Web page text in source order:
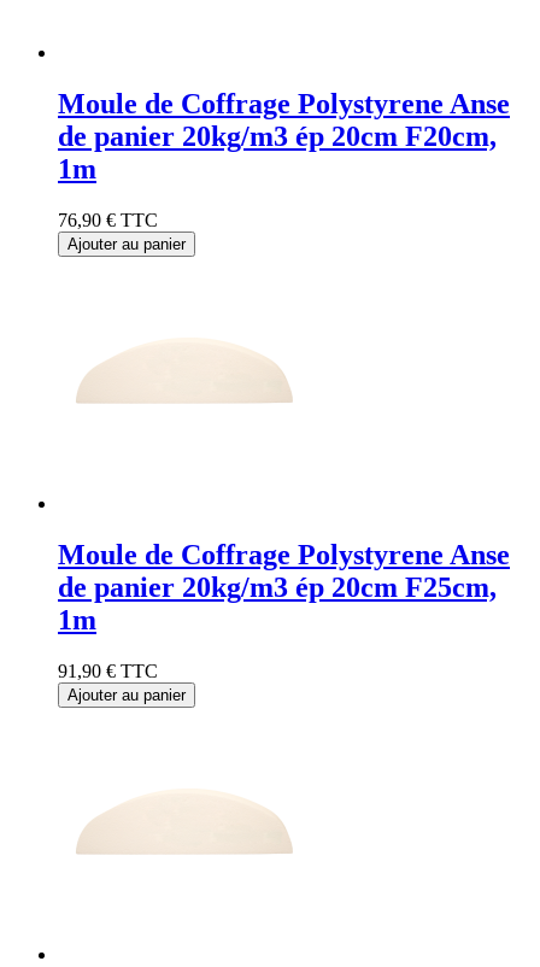
Moule de Coffrage Polystyrene Anse
de panier 20kg/m3 ép 20cm F20cm,
1m
76,90 € TTC
Ajouter au panier
Moule de Coffrage Polystyrene Anse
de panier 20kg/m3 ép 20cm F25cm,
1m
91,90 € TTC
Ajouter au panier